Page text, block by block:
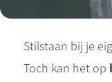
Stilstaan bij je
Toch kan het op